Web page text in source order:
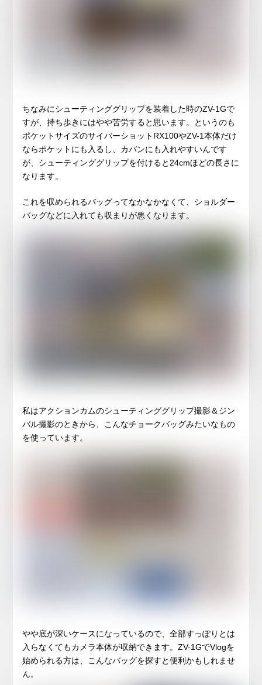
ちなみにシューティンググリップを装着した時のZV-1Gで
すが、持ち歩きにはやや苦労すると思います。というのも
ポケットサイズのサイバーショットRX100やZV-1本体だけ
ならポケットにも入るし、カバンにも入れやすいんです
が、シューティンググリップを付けると24cmほどの長さに
なります。
これを収められるバッグってなかなかなくて、ショルダー
バッグなどに入れても収まりが悪くなります。
私はアクションカムのシューティンググリップ撮影＆ジン
バル撮影のときから、こんなチョークバッグみたいなもの
を使っています。
やや底が深いケースになっているので、全部すっぽりとは
入らなくてもカメラ本体が収納できます。ZV-1GでVlogを
始められる方は、こんなバッグを探すと便利かもしれませ
ん。